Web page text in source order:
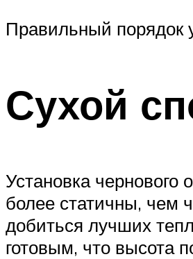
Правильный порядок
Сухой
Установка
более статичны, чем
добиться лучших
готовым, что высота